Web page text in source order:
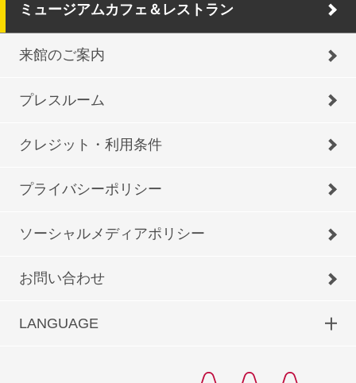
ミュージアムカフェ＆レストラン
来館のご案内
プレスルーム
クレジット・利用条件
プライバシーポリシー
ソーシャルメディアポリシー
お問い合わせ
LANGUAGE